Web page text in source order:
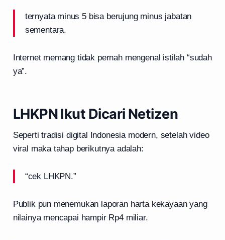
ternyata minus 5 bisa berujung minus jabatan
sementara.
Internet memang tidak pernah mengenal istilah “sudah
ya”.
LHKPN Ikut Dicari Netizen
Seperti tradisi digital Indonesia modern, setelah video
viral maka tahap berikutnya adalah:
“cek LHKPN.”
Publik pun menemukan laporan harta kekayaan yang
nilainya mencapai hampir Rp4 miliar.